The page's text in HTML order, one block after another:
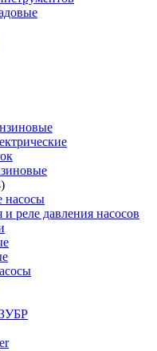
насосы
реле давления насосов